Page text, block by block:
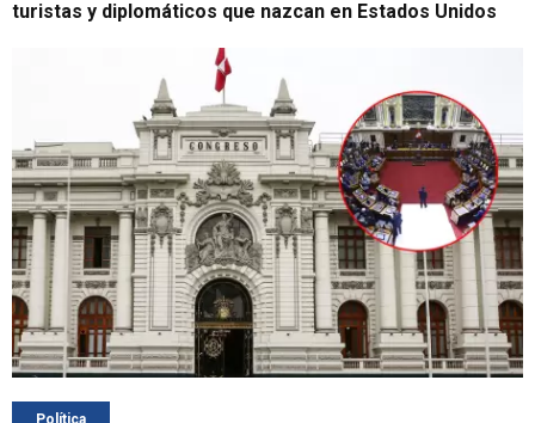
turistas y diplomáticos que nazcan en Estados Unidos
Política